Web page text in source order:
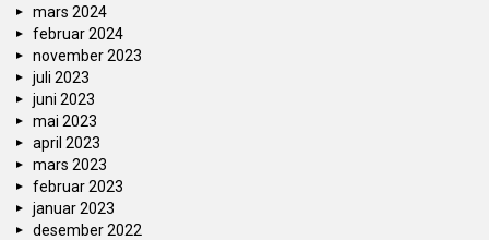
mars 2024
februar 2024
november 2023
juli 2023
juni 2023
mai 2023
april 2023
mars 2023
februar 2023
januar 2023
desember 2022